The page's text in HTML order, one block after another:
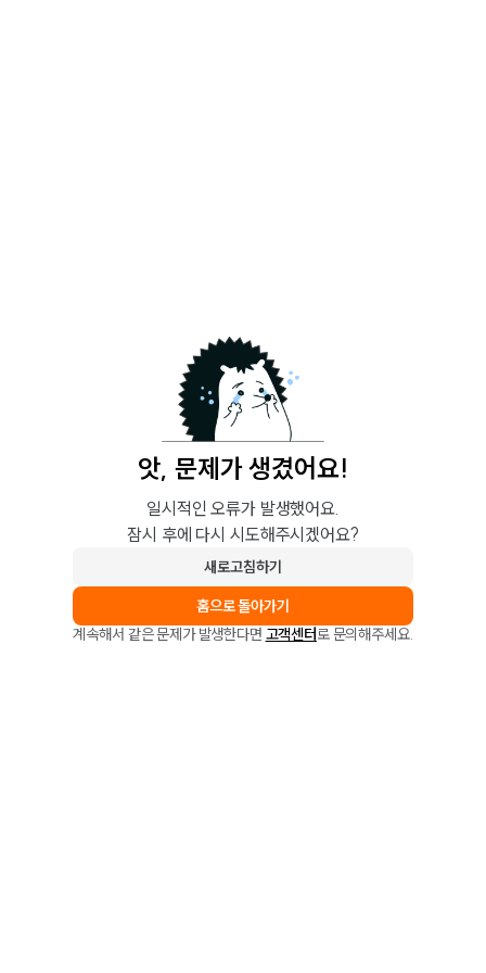
앗, 문제가 생겼어요!
일시적인 오류가 발생했어요.
잠시 후에 다시 시도해주시겠어요?
새로고침하기
홈으로 돌아가기
계속해서 같은 문제가 발생한다면 고객센터로 문의해주세요.